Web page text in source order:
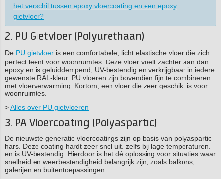
het verschil tussen epoxy vloercoating en een epoxy
gietvloer?
2. PU Gietvloer (Polyurethaan)
De PU gietvloer is een comfortabele, licht elastische vloer die zich
perfect leent voor woonruimtes. Deze vloer voelt zachter aan dan
epoxy en is geluiddempend, UV-bestendig en verkrijgbaar in iedere
gewenste RAL-kleur. PU vloeren zijn bovendien fijn te combineren
met vloerverwarming. Kortom, een vloer die zeer geschikt is voor
woonruimtes.
>Alles over PU gietvloeren
3. PA Vloercoating (Polyaspartic)
De nieuwste generatie vloercoatings zijn op basis van polyaspartic
hars. Deze coating hardt zeer snel uit, zelfs bij lage temperaturen,
en is UV-bestendig. Hierdoor is het dé oplossing voor situaties waar
snelheid en weerbestendigheid belangrijk zijn, zoals balkons,
galerijen en buitentoepassingen.